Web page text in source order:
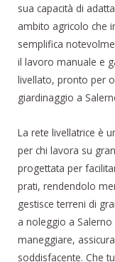
sua capacità di
ambito agricolo che
semplifica
il lavoro manuale e
livellato, pronto per
giardinaggio a
La rete livellatrice è
per chi lavora su
progettata per
prati, rendendolo
gestisce terreni di
a noleggio a
maneggiare,
soddisfacente. Che